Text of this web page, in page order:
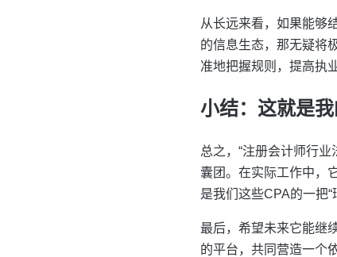
从长远来看，如果能够
的信息生态，那无疑将
准地把握规则，提高执
小结：这就是
总之，“注册会计师行
囊团。在实际工作中，
是我们这些CPA的一把
最后，希望未来它能继
的平台，共同营造一个